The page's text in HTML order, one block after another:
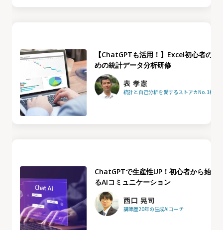
【ChatGPTも活用！】Excel初心者のた
めの統計データ分析研修
表 孝憲
統計と自己分析を愛するストアカNo.1統計
ChatGPTで生産性UP！初心者から始め
るAIコミュニケーション
西口 晃司
講師歴20年の生成AIコーチ